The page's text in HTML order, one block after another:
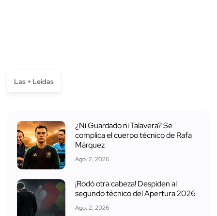
Las + Leídas
¿Ni Guardado ni Talavera? Se
complica el cuerpo técnico de Rafa
Márquez
Ago. 2, 2026
¡Rodó otra cabeza! Despiden al
segundo técnico del Apertura 2026
Ago. 2, 2026